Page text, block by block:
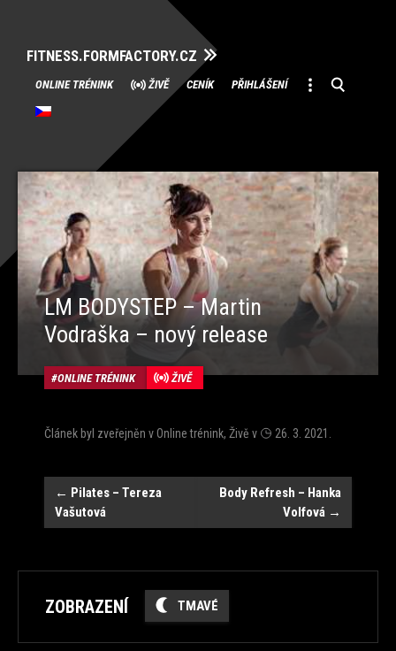
FITNESS.FORMFACTORY.CZ
Přeskočit
na
obsah
ONLINE TRÉNINK ŽIVĚ CENÍK PŘIHLÁŠENÍ
LM BODYSTEP – Martin
Vodraška – nový release
ONLINE TRÉNINK ŽIVĚ
Článek byl zveřejněn vOnline trénink, Živě v 26. 3. 2021
Navigace
← Pilates – Tereza
Vašutová
Body Refresh – Hanka
Volfová →
ZOBRAZENÍ TMAVÉ